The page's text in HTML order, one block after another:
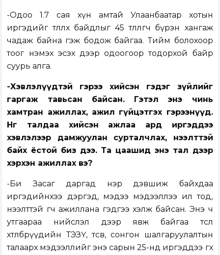
-Одоо 1.7 сая хүн амтай Улаанбаатар хотын
иргэдийг төлөөлөх байдлыг 45 төлөөлөгч бүрэн хангаж
чадаж байна гэж бодож байгаа. Тийм болохоор
тоог нэмэх эсэх дээр одоогоор тодорхой байр
суурь алга.
-Хэвлэлүүдтэй гэрээ хийсэн гэдэг зүйлийг
гаргаж тавьсан байсан. Гэтэл энэ чинь
хамтран ажиллах, ажил гүйцэтгэх гэрээнүүд.
Нөгөө талдаа хийсэн ажлаа ард иргэддээ
хэвлэлээр дамжуулан сурталчлах, нээлттэй
байх ёстой биз дээ. Та цаашид энэ тал дээр
хэрхэн ажиллах вэ?
-Би Засаг даргад нэр дэвшиж байхдаа
иргэдийнхээ дэргэд, мэдээ мэдээллээ ил тод,
нээлттэй өгч ажиллана гэдгээ хэлж байсан. Энэ ч
утгаараа нийслэл дээр явж байгаа төсөл
хөтөлбөрүүдийн ТЭЗҮ, төсөв, сонгон шалгаруулалтын
талаарх мэдээллийг энэ сарын 25-нд иргэддээ өгөх